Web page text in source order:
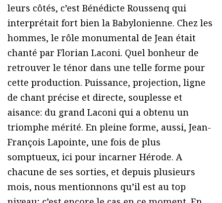
leurs côtés, c’est Bénédicte Roussenq qui
interprétait fort bien la Babylonienne. Chez les
hommes, le rôle monumental de Jean était
chanté par Florian Laconi. Quel bonheur de
retrouver le ténor dans une telle forme pour
cette production. Puissance, projection, ligne
de chant précise et directe, souplesse et
aisance: du grand Laconi qui a obtenu un
triomphe mérité. En pleine forme, aussi, Jean-
François Lapointe, une fois de plus
somptueux, ici pour incarner Hérode. A
chacune de ses sorties, et depuis plusieurs
mois, nous mentionnons qu’il est au top